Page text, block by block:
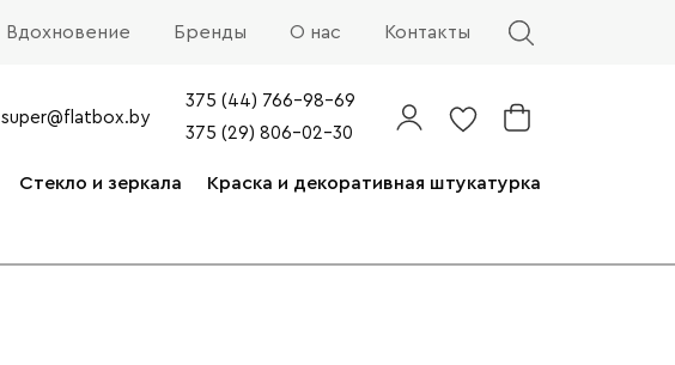
Вдохновение Бренды О нас Контакты
super@flatbox.by
375 (44) 766-98-69
375 (29) 806-02-30
Стекло и зеркала Краска и декоративная штукатурка